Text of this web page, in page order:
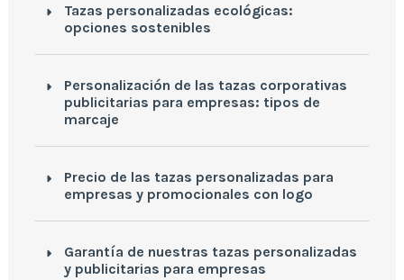
Tazas personalizadas ecológicas:
opciones sostenibles
Personalización de las tazas corporativas
publicitarias para empresas: tipos de
marcaje
Precio de las tazas personalizadas para
empresas y promocionales con logo
Garantía de nuestras tazas personalizadas
y publicitarias para empresas